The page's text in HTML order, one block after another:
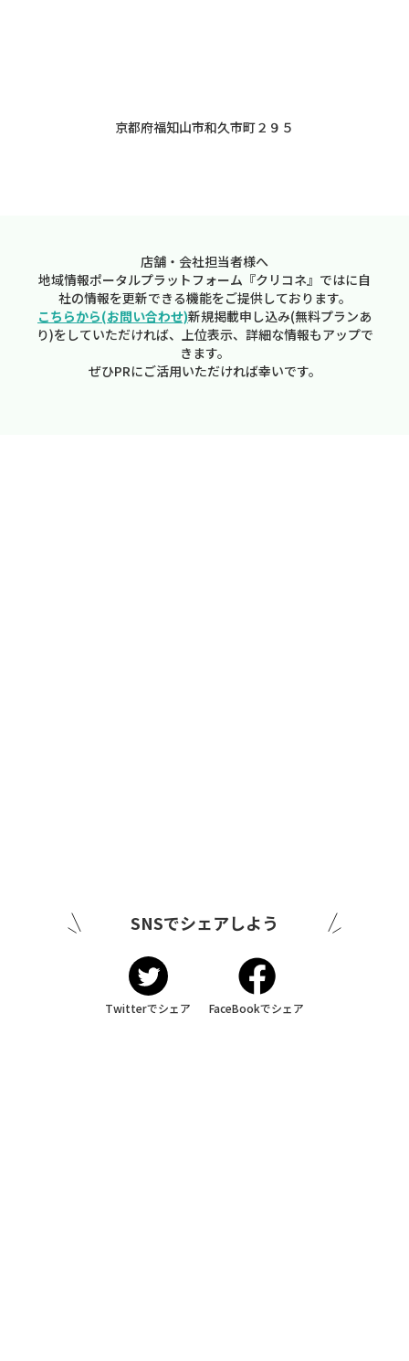
京都府福知山市和久市町２９５
店舗・会社担当者様へ
地域情報ポータルプラットフォーム『クリコネ』ではに自
社の情報を更新できる機能をご提供しております。
こちらから(お問い合わせ)新規掲載申し込み(無料プランあ
り)をしていただければ、上位表示、詳細な情報もアップで
きます。
ぜひPRにご活用いただければ幸いです。
SNSでシェアしよう
Twitterでシェア FaceBookでシェア